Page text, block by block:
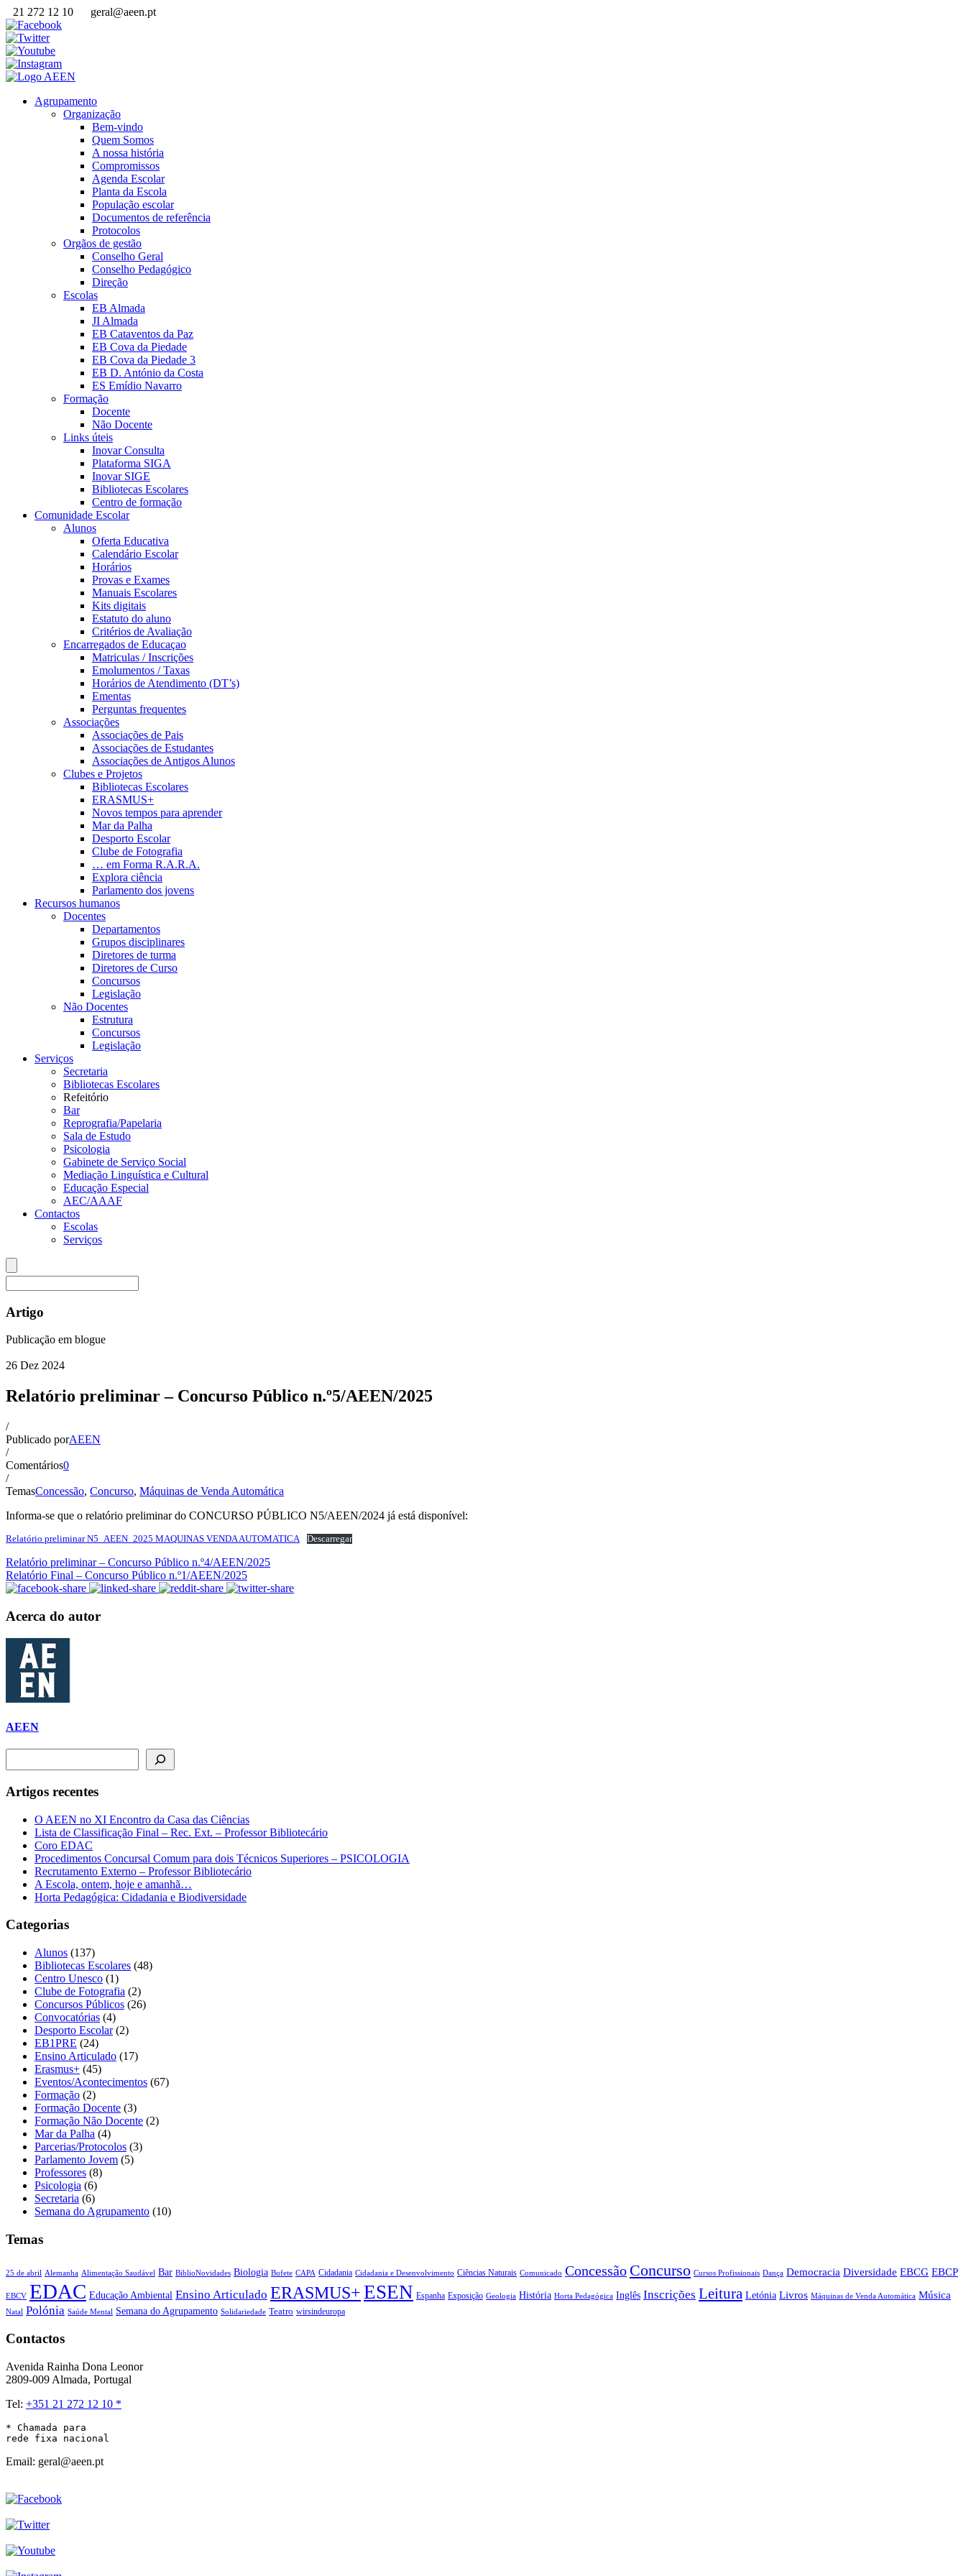
21 272 12 10 geral@aeen.pt
Agrupamento
Organização
Bem-vindo
Quem Somos
A nossa história
Compromissos
Agenda Escolar
Planta da Escola
População escolar
Documentos de referência
Protocolos
Orgãos de gestão
Conselho Geral
Conselho Pedagógico
Direção
Escolas
EB Almada
JI Almada
EB Cataventos da Paz
EB Cova da Piedade
EB Cova da Piedade 3
EB D. António da Costa
ES Emídio Navarro
Formação
Docente
Não Docente
Links úteis
Inovar Consulta
Plataforma SIGA
Inovar SIGE
Bibliotecas Escolares
Centro de formação
Comunidade Escolar
Alunos
Oferta Educativa
Calendário Escolar
Horários
Provas e Exames
Manuais Escolares
Kits digitais
Estatuto do aluno
Critérios de Avaliação
Encarregados de Educaçao
Matriculas / Inscrições
Emolumentos / Taxas
Horários de Atendimento (DT’s)
Ementas
Perguntas frequentes
Associações
Associações de Pais
Associações de Estudantes
Associações de Antigos Alunos
Clubes e Projetos
Bibliotecas Escolares
ERASMUS+
Novos tempos para aprender
Mar da Palha
Desporto Escolar
Clube de Fotografia
… em Forma R.A.R.A.
Explora ciência
Parlamento dos jovens
Recursos humanos
Docentes
Departamentos
Grupos disciplinares
Diretores de turma
Diretores de Curso
Concursos
Legislação
Não Docentes
Estrutura
Concursos
Legislação
Serviços
Secretaria
Bibliotecas Escolares
Refeitório
Bar
Reprografia/Papelaria
Sala de Estudo
Psicologia
Gabinete de Serviço Social
Mediação Linguística e Cultural
Educação Especial
AEC/AAAF
Contactos
Escolas
Serviços
Artigo
Publicação em blogue
26 Dez 2024
Relatório preliminar – Concurso Público n.º5/AEEN/2025
/
Publicado porAEEN
/
Comentários0
/
TemasConcessão, Concurso, Máquinas de Venda Automática
Informa-se que o relatório preliminar do CONCURSO PÚBLICO N5/AEEN/2024 já está disponível:
Relatório preliminar N5_AEEN_2025 MAQUINAS VENDA AUTOMATICA Descarregar
Relatório preliminar – Concurso Público n.º4/AEEN/2025
Relatório Final – Concurso Público n.º1/AEEN/2025
Acerca do autor
AEEN
Artigos recentes
O AEEN no XI Encontro da Casa das Ciências
Lista de Classificação Final – Rec. Ext. – Professor Bibliotecário
Coro EDAC
Procedimentos Concursal Comum para dois Técnicos Superiores – PSICOLOGIA
Recrutamento Externo – Professor Bibliotecário
A Escola, ontem, hoje e amanhã…
Horta Pedagógica: Cidadania e Biodiversidade
Categorias
Alunos (137)
Bibliotecas Escolares (48)
Centro Unesco (1)
Clube de Fotografia (2)
Concursos Públicos (26)
Convocatórias (4)
Desporto Escolar(2)
EB1PRE (24)
Ensino Articulado (17)
Erasmus+ (45)
Eventos/Acontecimentos (67)
Formação (2)
Formação Docente (3)
Formação Não Docente (2)
Mar da Palha (4)
Parcerias/Protocolos (3)
Parlamento Jovem (5)
Professores (8)
Psicologia (6)
Secretaria (6)
Semana do Agrupamento (10)
Temas
25 de abril Alemanha Alimentação Saudável Bar BiblioNovidades Biologia Bufete CAPA Cidadania Cidadania e Desenvolvimento Ciências Naturais Comunicado Concessão Concurso Cursos Profissionais Dança Democracia Diversidade EBCG EBCP
EBCV EDAC Educação Ambiental Ensino Articulado ERASMUS+ESEN Espanha Exposição Geologia História Horta Pedagógica Inglês Inscrições Leitura Letónia Livros Máquinas de Venda Automática Música
Natal Polónia Saúde Mental Semana do Agrupamento Solidariedade Teatro wirsindeuropa
Contactos
Avenida Rainha Dona Leonor
2809-009 Almada, Portugal
Tel: +351 21 272 12 10 *
* Chamada para
rede fixa nacional
Email: geral@aeen.pt